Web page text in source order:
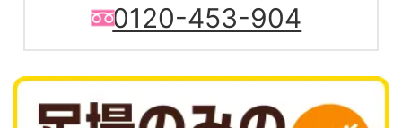
0120-453-904